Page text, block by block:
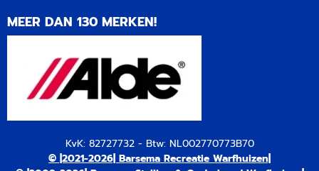
MEER DAN 130 MERKEN!
KvK: 82727732 - Btw: NL002770773B70
© |2021-2026| Barsema Recreatie Warfhuizen|